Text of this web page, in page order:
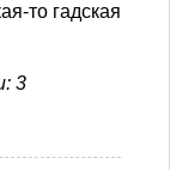
то гадская
3